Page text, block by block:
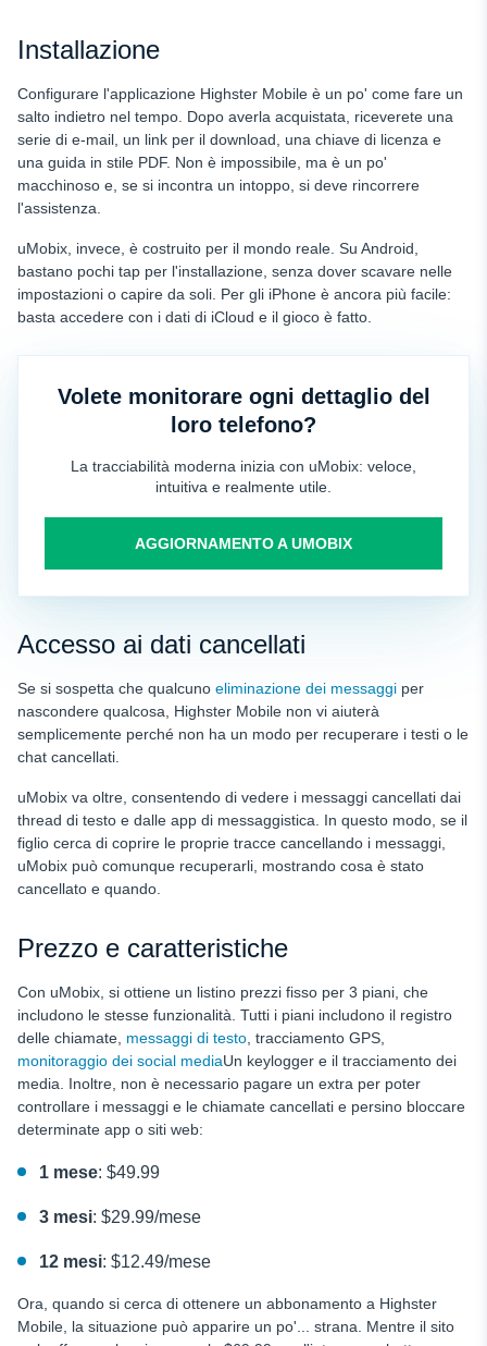
Installazione
Configurare l'applicazione Highster Mobile è un po' come fare un
salto indietro nel tempo. Dopo averla acquistata, riceverete una
serie di e-mail, un link per il download, una chiave di licenza e
una guida in stile PDF. Non è impossibile, ma è un po'
macchinoso e, se si incontra un intoppo, si deve rincorrere
l'assistenza.
uMobix, invece, è costruito per il mondo reale. Su Android,
bastano pochi tap per l'installazione, senza dover scavare nelle
impostazioni o capire da soli. Per gli iPhone è ancora più facile:
basta accedere con i dati di iCloud e il gioco è fatto.
Volete monitorare ogni dettaglio del
loro telefono?
La tracciabilità moderna inizia con uMobix: veloce,
intuitiva e realmente utile.
AGGIORNAMENTO A UMOBIX
Accesso ai dati cancellati
Se si sospetta che qualcuno eliminazione dei messaggi per
nascondere qualcosa, Highster Mobile non vi aiuterà
semplicemente perché non ha un modo per recuperare i testi o le
chat cancellati.
uMobix va oltre, consentendo di vedere i messaggi cancellati dai
thread di testo e dalle app di messaggistica. In questo modo, se il
figlio cerca di coprire le proprie tracce cancellando i messaggi,
uMobix può comunque recuperarli, mostrando cosa è stato
cancellato e quando.
Prezzo e caratteristiche
Con uMobix, si ottiene un listino prezzi fisso per 3 piani, che
includono le stesse funzionalità. Tutti i piani includono il registro
delle chiamate, messaggi di testo , tracciamento GPS,
monitoraggio dei social mediaUn keylogger e il tracciamento dei
media. Inoltre, non è necessario pagare un extra per poter
controllare i messaggi e le chiamate cancellati e persino bloccare
determinate app o siti web:
1 mese: $49.99
3 mesi: $29.99/mese
12 mesi: $12.49/mese
Ora, quando si cerca di ottenere un abbonamento a Highster
Mobile, la situazione può apparire un po'... strana. Mentre il sito